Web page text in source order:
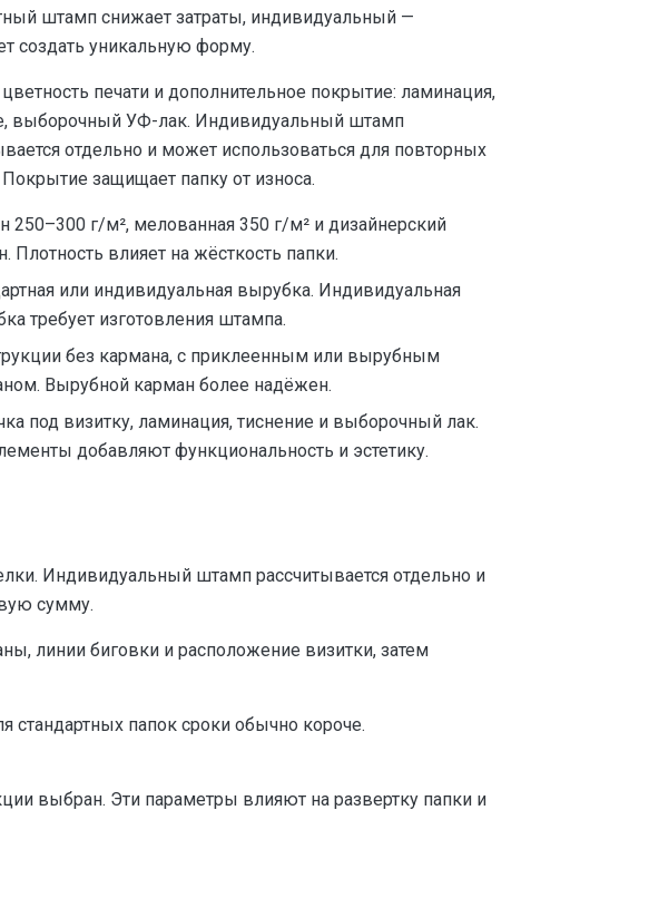
штамп снижает затраты, индивидуальный —
создать уникальную форму.
печати и дополнительное покрытие: ламинация,
выборочный УФ-лак. Индивидуальный штамп
отдельно и может использоваться для повторных
Покрытие защищает папку от износа.
250–300 г/м², мелованная 350 г/м² и дизайнерский
Плотность влияет на жёсткость папки.
или индивидуальная вырубка. Индивидуальная
требует изготовления штампа.
без кармана, с приклеенным или вырубным
Вырубной карман более надёжен.
под визитку, ламинация, тиснение и выборочный лак.
добавляют функциональность и эстетику.
Индивидуальный штамп рассчитывается отдельно и
сумму.
линии биговки и расположение визитки, затем
стандартных папок сроки обычно короче.
выбран. Эти параметры влияют на развертку папки и